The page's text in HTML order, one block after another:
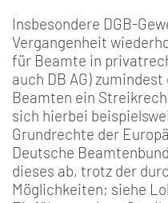
Insbesondere DGB-
Vergangenheit
für Beamte in
auch DB AG)
Beamten ein
sich hierbei
Grundrechte der
Deutsche
dieses ab, trotz der
Möglichkeiten; siehe